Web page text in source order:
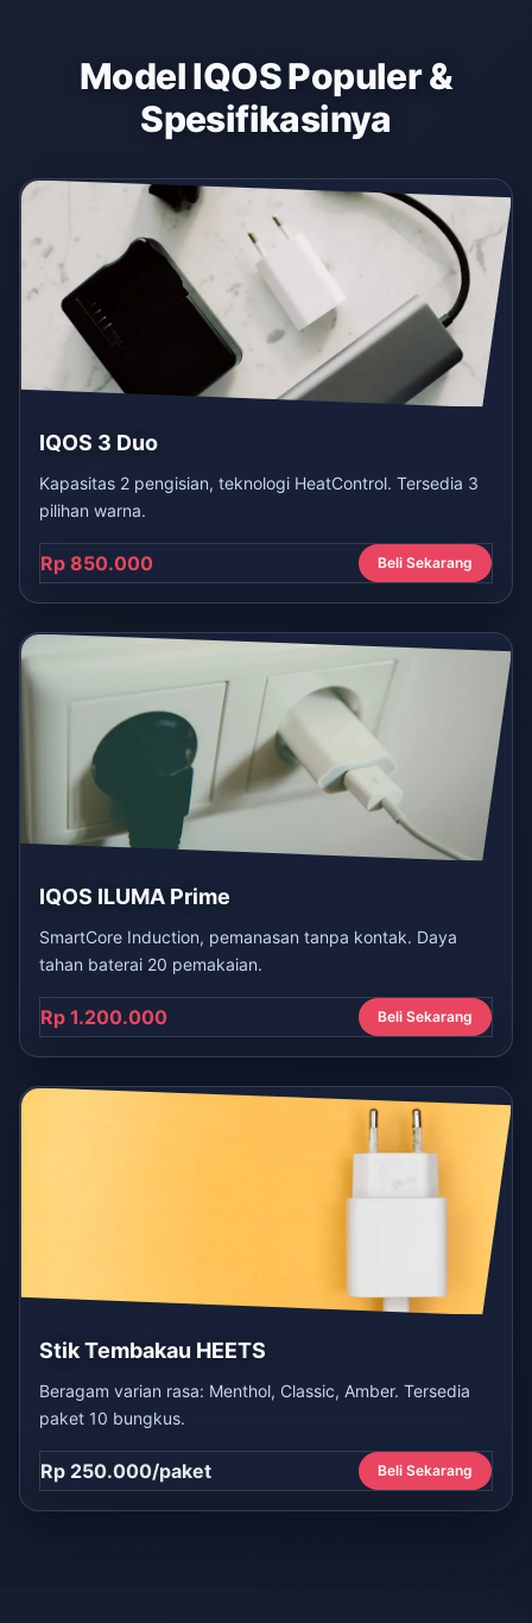
Model IQOS Populer &
Spesifikasinya
IQOS 3 Duo
Kapasitas 2 pengisian, teknologi HeatControl. Tersedia 3
pilihan warna.
Rp 850.000 Beli Sekarang
IQOS ILUMA Prime
SmartCore Induction, pemanasan tanpa kontak. Daya
tahan baterai 20 pemakaian.
Rp 1.200.000 Beli Sekarang
Stik Tembakau HEETS
Beragam varian rasa: Menthol, Classic, Amber. Tersedia
paket 10 bungkus.
Rp 250.000/paket Beli Sekarang